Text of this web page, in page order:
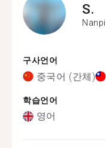
S.
구사언어
중국어 (간체)
학습언어
영어